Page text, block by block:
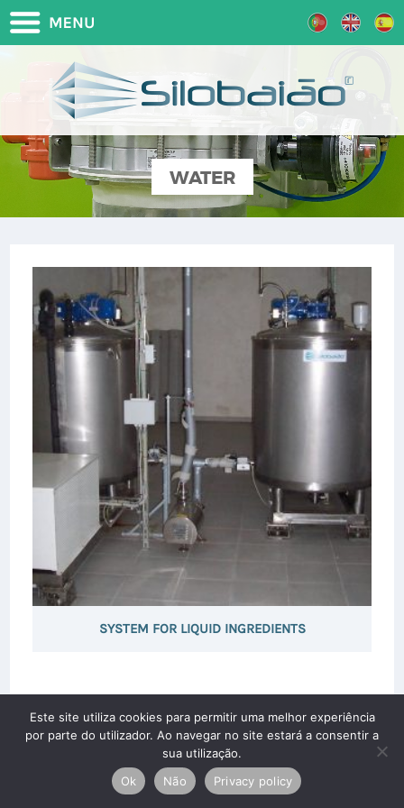
WATER
SYSTEM FOR LIQUID INGREDIENTS
Copyright © 2026 Silobaião Lda. All rights reserved.
Este site utiliza cookies para permitir uma melhor experiência
por parte do utilizador. Ao navegar no site estará a consentir a
sua utilização.
Ok
Não Privacy policy